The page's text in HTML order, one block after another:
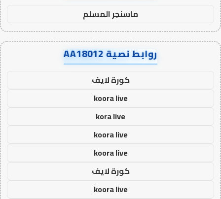
ماسنجر المسلم
روابط نصية AA18012
كورة لايف
koora live
kora live
koora live
koora live
كورة لايف
koora live